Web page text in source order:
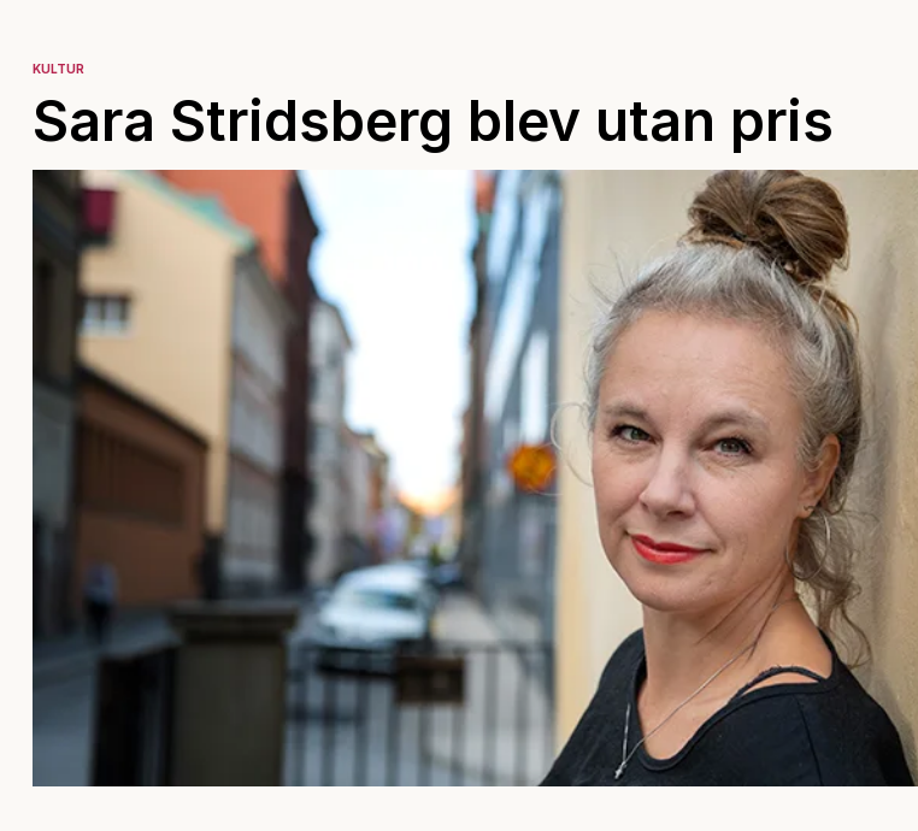
KULTUR
Sara Stridsberg blev utan pris